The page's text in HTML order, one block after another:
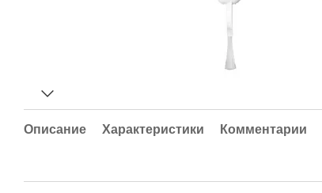
Описание Характеристики Комментарии